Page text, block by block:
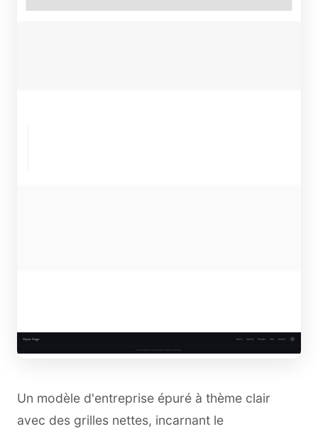
Un modèle d'entreprise épuré à thème clair
avec des grilles nettes, incarnant le